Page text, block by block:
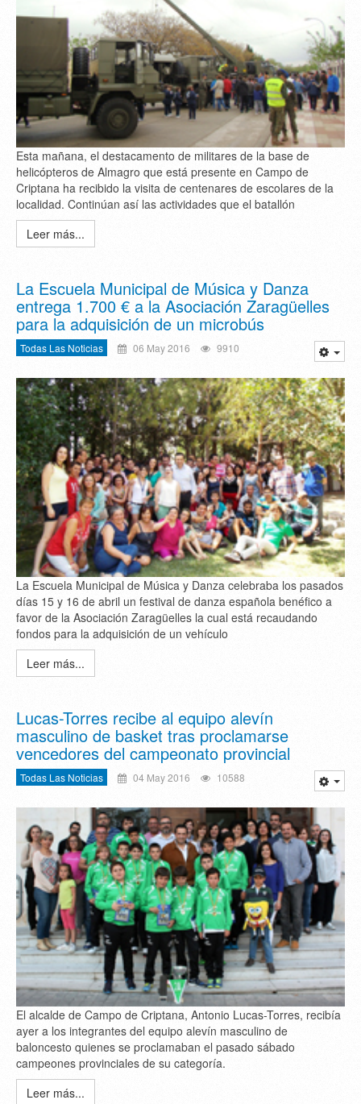
Esta mañana, el destacamento de militares de la base de
helicópteros de Almagro que está presente en Campo de
Criptana ha recibido la visita de centenares de escolares de la
localidad. Continúan así las actividades que el batallón
Leer más...
La Escuela Municipal de Música y Danza
entrega 1.700 € a la Asociación Zaragüelles
para la adquisición de un microbús
Todas Las Noticias 06 May 2016 9910
La Escuela Municipal de Música y Danza celebraba los pasados
días 15 y 16 de abril un festival de danza española benéfico a
favor de la Asociación Zaragüelles la cual está recaudando
fondos para la adquisición de un vehículo
Leer más...
Lucas-Torres recibe al equipo alevín
masculino de basket tras proclamarse
vencedores del campeonato provincial
Todas Las Noticias 04 May 2016 10588
El alcalde de Campo de Criptana, Antonio Lucas-Torres, recibía
ayer a los integrantes del equipo alevín masculino de
baloncesto quienes se proclamaban el pasado sábado
campeones provinciales de su categoría.
Leer más...